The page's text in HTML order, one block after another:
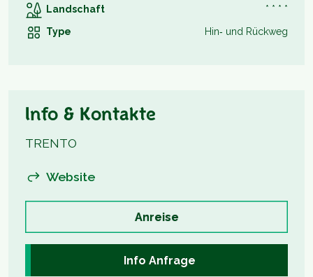
Landschaft
* * * *
Type
Hin‑ und Rückweg
Info & Kontakte
TRENTO
Website
Anreise
Info Anfrage